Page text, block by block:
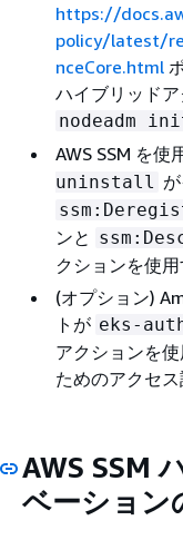
https://
policy/latest/
nceCore.html
ハイブリッド
nodeadm
AWS SSM を使
uninstall
ンと
クションを使
(オプション)
トが eks-
アクションを
ためのアクセス
AWS SSM
ベーション